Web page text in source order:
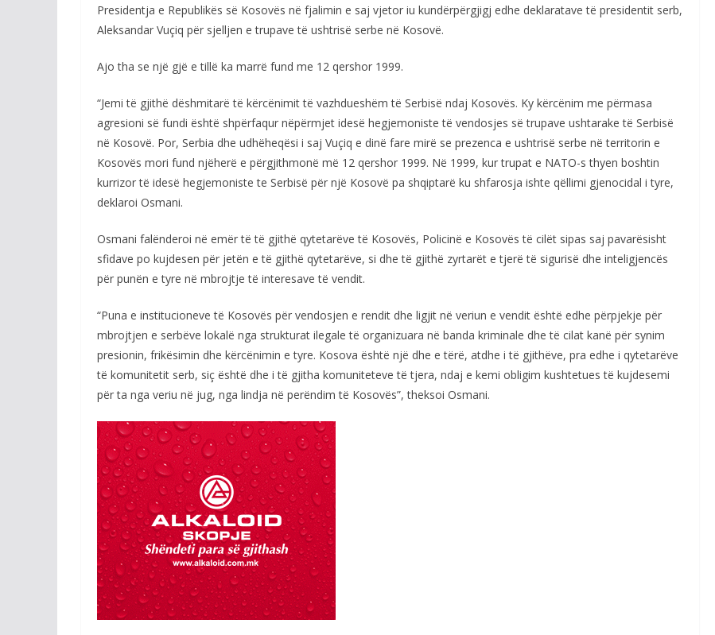
Presidentja e Republikës së Kosovës në fjalimin e saj vjetor iu kundërpërgjigj edhe deklaratave të presidentit serb,
Aleksandar Vuçiq për sjelljen e trupave të ushtrisë serbe në Kosovë.
Ajo tha se një gjë e tillë ka marrë fund me 12 qershor 1999.
“Jemi të gjithë dëshmitarë të kërcënimit të vazhdueshëm të Serbisë ndaj Kosovës. Ky kërcënim me përmasa
agresioni së fundi është shpërfaqur nëpërmjet idesë hegjemoniste të vendosjes së trupave ushtarake të Serbisë
në Kosovë. Por, Serbia dhe udhëheqësi i saj Vuçiq e dinë fare mirë se prezenca e ushtrisë serbe në territorin e
Kosovës mori fund njëherë e përgjithmonë më 12 qershor 1999. Në 1999, kur trupat e NATO-s thyen boshtin
kurrizor të idesë hegjemoniste te Serbisë për një Kosovë pa shqiptarë ku shfarosja ishte qëllimi gjenocidal i tyre,
deklaroi Osmani.
Osmani falënderoi në emër të të gjithë qytetarëve të Kosovës, Policinë e Kosovës të cilët sipas saj pavarësisht
sfidave po kujdesen për jetën e të gjithë qytetarëve, si dhe të gjithë zyrtarët e tjerë të sigurisë dhe inteligjencës
për punën e tyre në mbrojtje të interesave të vendit.
“Puna e institucioneve të Kosovës për vendosjen e rendit dhe ligjit në veriun e vendit është edhe përpjekje për
mbrojtjen e serbëve lokalë nga strukturat ilegale të organizuara në banda kriminale dhe të cilat kanë për synim
presionin, frikësimin dhe kërcënimin e tyre. Kosova është një dhe e tërë, atdhe i të gjithëve, pra edhe i qytetarëve
të komunitetit serb, siç është dhe i të gjitha komuniteteve të tjera, ndaj e kemi obligim kushtetues të kujdesemi
për ta nga veriu në jug, nga lindja në perëndim të Kosovës”, theksoi Osmani.